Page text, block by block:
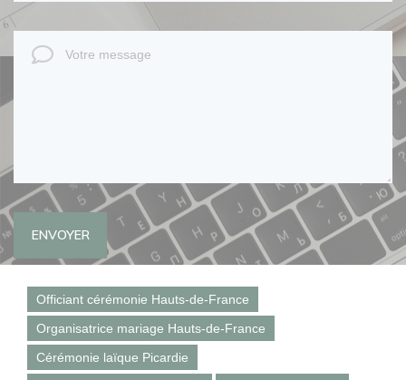
ENVOYER
Officiant cérémonie Hauts-de-France
Organisatrice mariage Hauts-de-France
Cérémonie laïque Picardie